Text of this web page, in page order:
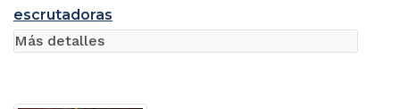
escrutadoras
Más detalles